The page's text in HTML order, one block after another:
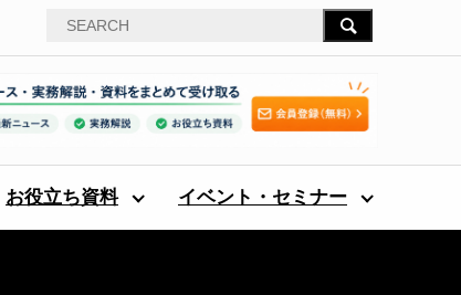
お役立ち資料 イベント・セミナー